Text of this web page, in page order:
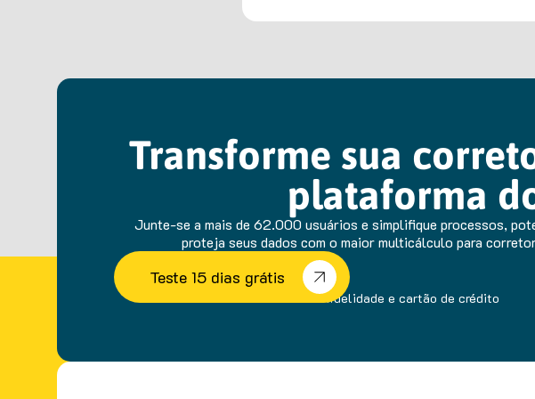
Transforme sua
plataforma
Junte-se a mais de 62.000 usuários e simplifique processos,
proteja seus dados com o maior multicálculo para
Teste 15 dias grátis
sem fidelidade e cartão de crédito